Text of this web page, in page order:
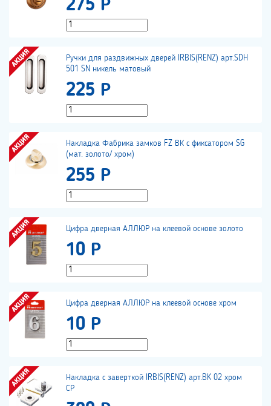
275 Р
Ручки для раздвижных дверей IRBIS(RENZ) арт.SDH
501 SN никель матовый
225 Р
Накладка Фабрика замков FZ ВК с фиксатором SG
(мат. золото/ хром)
255 Р
Цифра дверная АЛЛЮР на клеевой основе золото
10 Р
Цифра дверная АЛЛЮР на клеевой основе хром
10 Р
Накладка с заверткой IRBIS(RENZ) арт.BK 02 хром
СР